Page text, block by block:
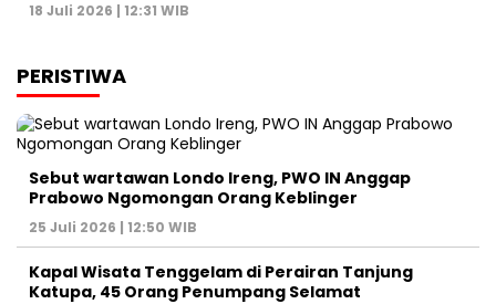
18 Juli 2026 | 12:31 WIB
PERISTIWA
Sebut wartawan Londo Ireng, PWO IN Anggap
Prabowo Ngomongan Orang Keblinger
25 Juli 2026 | 12:50 WIB
Kapal Wisata Tenggelam di Perairan Tanjung
Katupa, 45 Orang Penumpang Selamat